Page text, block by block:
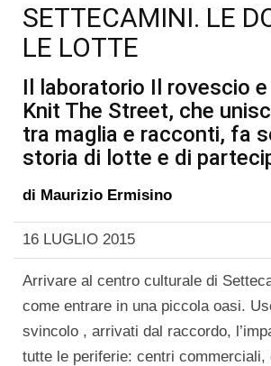
SETTECAMINI. LE
LE LOTTE
Il laboratorio Il rovescio
Knit The Street, che
tra maglia e racconti, fa
storia di lotte e di
di Maurizio Ermisino
16 LUGLIO 2015
Arrivare al centro culturale di
come entrare in una piccola oasi.
svincolo , arrivati dal raccordo,
tutte le periferie: centri commerciali,